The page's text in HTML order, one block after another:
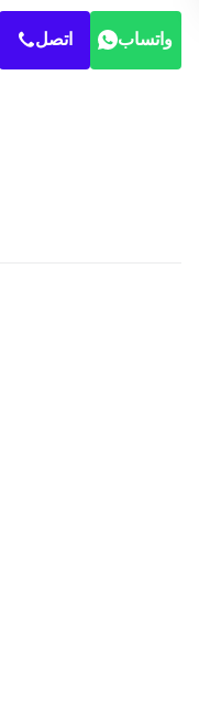
اتصل واتساب